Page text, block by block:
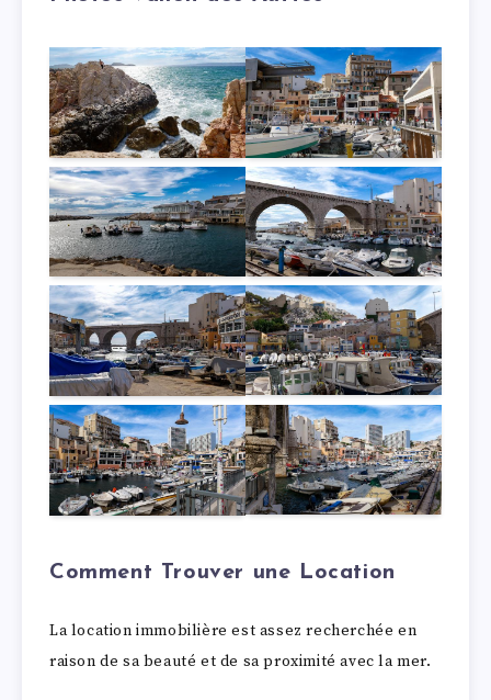
Comment Trouver une Location
La location immobilière est assez recherchée en
raison de sa beauté et de sa proximité avec la mer.